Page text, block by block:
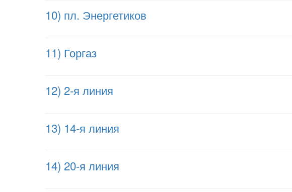
10) пл. Энергетиков
11) Горгаз
12) 2-я линия
13) 14-я линия
14) 20-я линия